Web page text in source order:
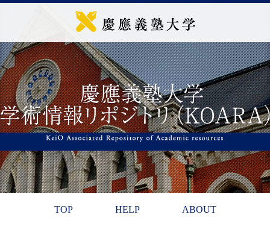
TOP HELP ABOUT